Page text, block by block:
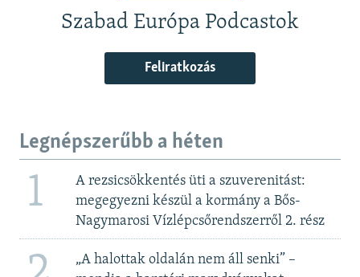
Szabad Európa Podcastok
Feliratkozás
Legnépszerűbb a héten
1
A rezsicsökkentés üti a szuverenitást:
megegyezni készül a kormány a Bős-
Nagymarosi Vízlépcsőrendszerről 2. rész
„A halottak oldalán nem áll senki” –